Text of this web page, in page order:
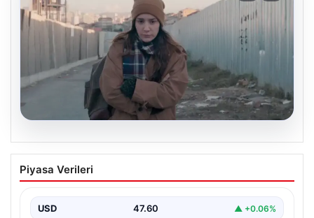
05.08.2026
Türk sinemasında farklı bir imza: Ceylan
Özgün Özçelik’in en iyi filmleri
Piyasa Verileri
USD 47.60 ▲ +0.06%